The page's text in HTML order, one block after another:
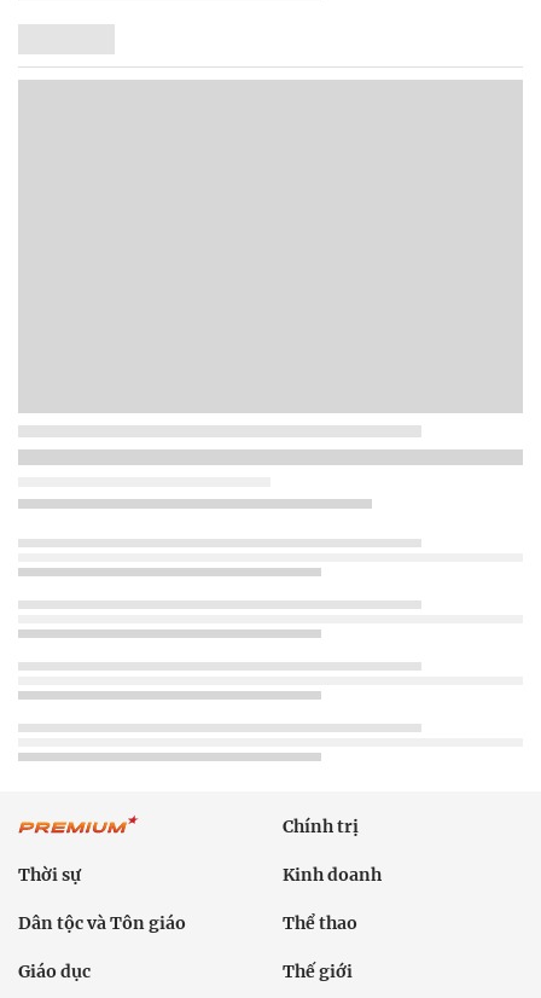
Chính trị
Thời sự Kinh doanh
Dân tộc và Tôn giáo Thể thao
Giáo dục Thế giới